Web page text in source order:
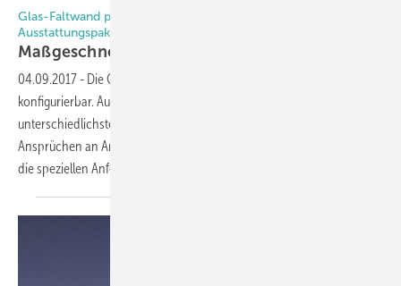
Glas-Faltwand punktet mit kostengünstigen
Ausstattungspaketen
Maßgeschneiderte
04.09.2017 - Die Glas-Faltwand von Solarlux ist vielfältig
konfigurierbar. Aus diesem Grund bietet sie sich als Lösung für
unterschiedlichste Bauvorhaben an. Neben den individuellen
Ansprüchen an Architektur und Design stehen beispielsweise auch
die speziellen Anforderungen für Wohn- oder